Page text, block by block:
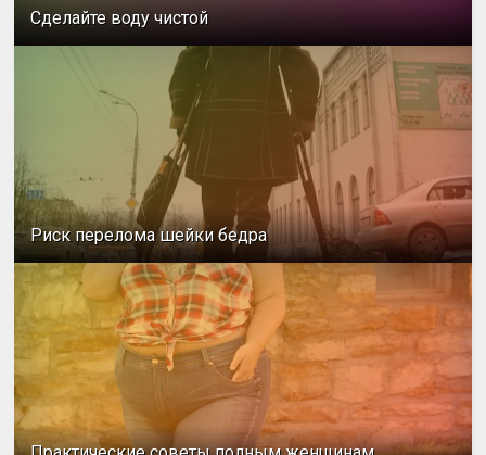
Сделайте воду чистой
Риск перелома шейки бедра